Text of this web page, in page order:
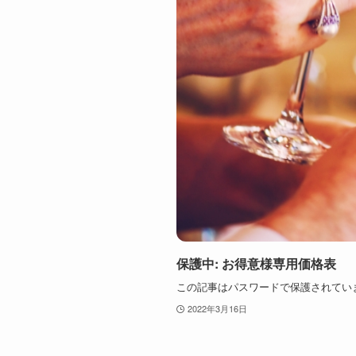
保護中: お得意様専用価格表
この記事はパスワードで保護されてい
2022年3月16日